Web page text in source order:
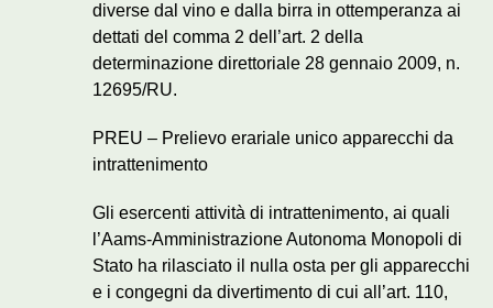
diverse dal vino e dalla birra in ottemperanza ai
dettati del comma 2 dell’art. 2 della
determinazione direttoriale 28 gennaio 2009, n.
12695/RU.
PREU – Prelievo erariale unico apparecchi da
intrattenimento
Gli esercenti attività di intrattenimento, ai quali
l’Aams-Amministrazione Autonoma Monopoli di
Stato ha rilasciato il nulla osta per gli apparecchi
e i congegni da divertimento di cui all’art. 110,